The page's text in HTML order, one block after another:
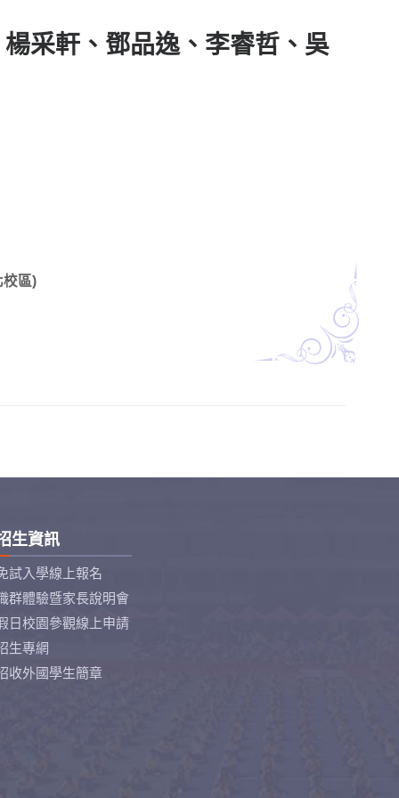
采軒、鄧品逸、李睿哲、吳
校區)
生資訊
試入學線上報名
群體驗暨家長說明會
日校園參觀線上申請
生專網
收外國學生簡章